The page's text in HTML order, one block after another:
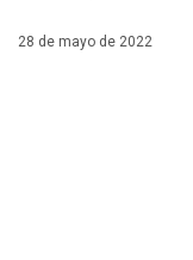
28 de mayo de 2022